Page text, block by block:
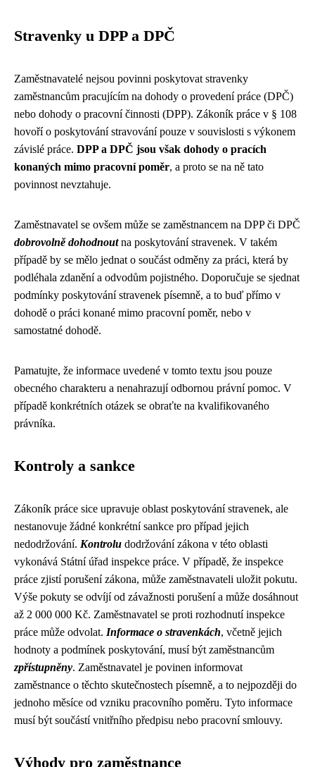
Stravenky u DPP a DPČ
Zaměstnavatelé nejsou povinni poskytovat stravenky
zaměstnancům pracujícím na dohody o provedení práce (DPČ)
nebo dohody o pracovní činnosti (DPP). Zákoník práce v § 108
hovoří o poskytování stravování pouze v souvislosti s výkonem
závislé práce. DPP a DPČ jsou však dohody o pracích
konaných mimo pracovní poměr, a proto se na ně tato
povinnost nevztahuje.
Zaměstnavatel se ovšem může se zaměstnancem na DPP či DPČ
dobrovolně dohodnoutna poskytování stravenek. V takém
případě by se mělo jednat o součást odměny za práci, která by
podléhala zdanění a odvodům pojistného. Doporučuje se sjednat
podmínky poskytování stravenek písemně, a to buď přímo v
dohodě o práci konané mimo pracovní poměr, nebo v
samostatné dohodě.
Pamatujte, že informace uvedené v tomto textu jsou pouze
obecného charakteru a nenahrazují odbornou právní pomoc. V
případě konkrétních otázek se obraťte na kvalifikovaného
právníka.
Kontroly a sankce
Zákoník práce sice upravuje oblast poskytování stravenek, ale
nestanovuje žádné konkrétní sankce pro případ jejich
nedodržování. Kontrolu dodržování zákona v této oblasti
vykonává Státní úřad inspekce práce. V případě, že inspekce
práce zjistí porušení zákona, může zaměstnavateli uložit pokutu.
Výše pokuty se odvíjí od závažnosti porušení a může dosáhnout
až 2 000 000 Kč. Zaměstnavatel se proti rozhodnutí inspekce
práce může odvolat. Informace o stravenkách, včetně jejich
hodnoty a podmínek poskytování, musí být zaměstnancům
zpřístupněny. Zaměstnavatel je povinen informovat
zaměstnance o těchto skutečnostech písemně, a to nejpozději do
jednoho měsíce od vzniku pracovního poměru. Tyto informace
musí být součástí vnitřního předpisu nebo pracovní smlouvy.
Výhody pro zaměstnance